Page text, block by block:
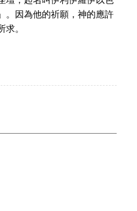
。因為他的祈願，神的應許
。